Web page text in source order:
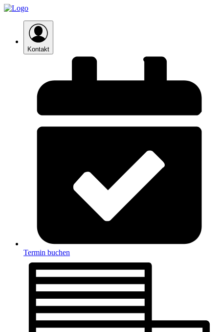
Kontakt
Termin buchen